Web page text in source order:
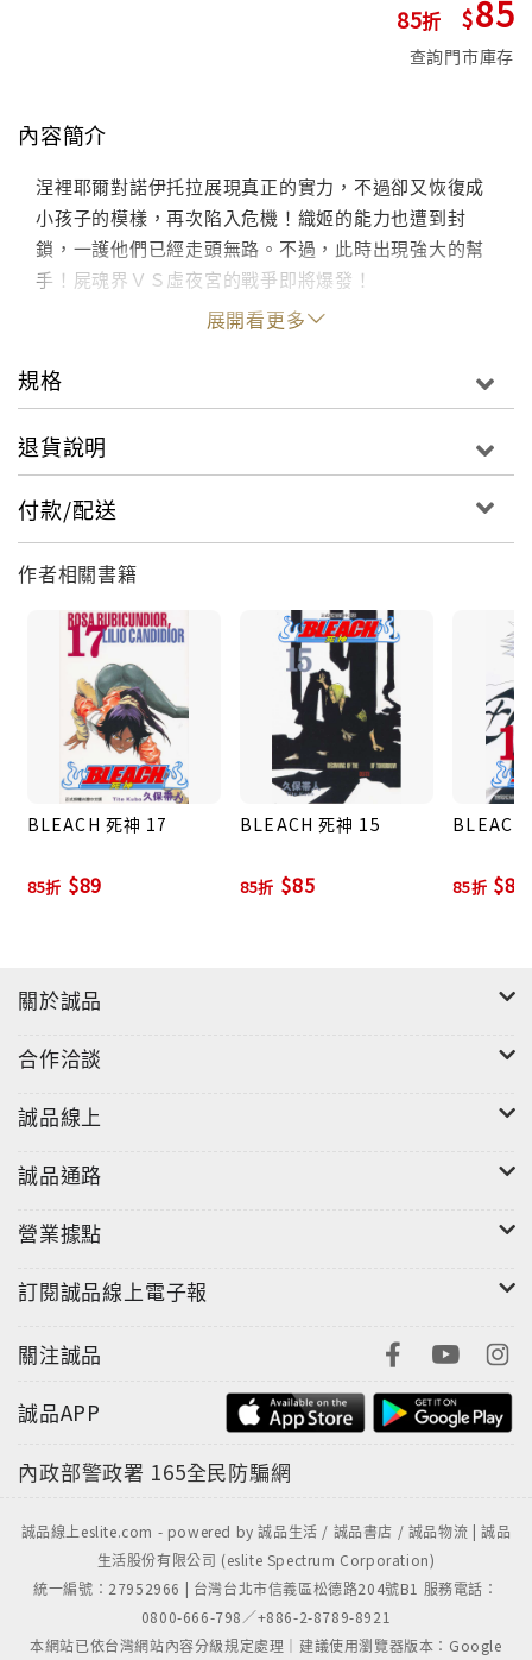
85 85
查詢門市庫存
內容簡介
涅裡耶爾對諾伊托拉展現真正的實力，不過卻又恢復成
小孩子的模樣，再次陷入危機！織姬的能力也遭到封
鎖，一護他們已經走頭無路。不過，此時出現強大的幫
手！屍魂界ＶＳ虛夜宮的戰爭即將爆發！
展開看更多
規格
退貨說明
付款/配送
作者相關書籍
BLEACH 死神 17
85折 $89
BLEACH 死神 15
85折 $85
BLEACH
85折 $85
關於誠品
合作洽談
誠品線上
誠品通路
營業據點
訂閱誠品線上電子報
關注誠品
誠品APP
內政部警政署 165全民防騙網
誠品線上eslite.com - powered by 誠品生活 / 誠品書店 / 誠品物流 | 誠品
生活股份有限公司 (eslite Spectrum Corporation)
統一編號：27952966 | 台灣台北市信義區松德路204號B1 服務電話：
0800-666-798／+886-2-8789-8921
本網站已依台灣網站內容分級規定處理｜建議使用瀏覽器版本：Google